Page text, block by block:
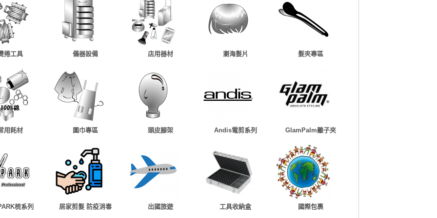
捲工具 儀器設備 店用器材 瀏海髮片 髮夾專區
用耗材 圍巾專區 頭皮腳架 Andis電剪系列 GlamPalm離子夾
梳系列 居家剪髮 防疫消毒 出國旅遊 工具收納盒 國際包裹